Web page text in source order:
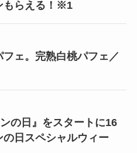
もらえる！※1
ェ。完熟白桃パフェ／
の日』をスタートに16
日スペシャルウィー